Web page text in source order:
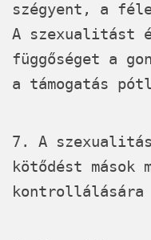
szégyent, a
A szexualitást
függőséget a
a támogatás
7. A
kötődést mások
kontrollálására